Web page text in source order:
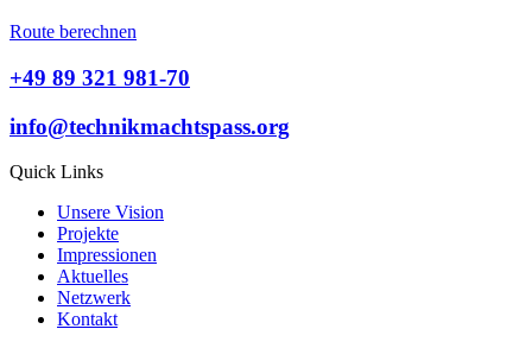
Route berechnen
+49 89 321 981-70
info@technikmachtspass.org
Quick Links
Unsere Vision
Projekte
Impressionen
Aktuelles
Netzwerk
Kontakt